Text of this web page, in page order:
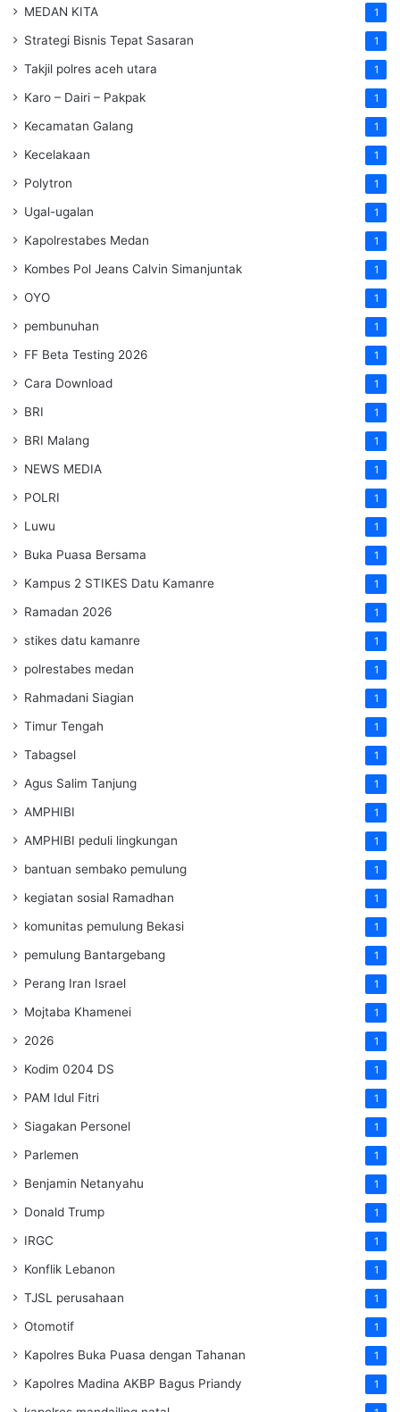
MEDAN KITA 1
Strategi Bisnis Tepat Sasaran 1
Takjil polres aceh utara 1
Karo – Dairi – Pakpak 1
Kecamatan Galang 1
Kecelakaan 1
Polytron 1
Ugal-ugalan 1
Kapolrestabes Medan 1
Kombes Pol Jeans Calvin Simanjuntak 1
OYO 1
pembunuhan 1
FF Beta Testing 2026 1
Cara Download 1
BRI 1
BRI Malang 1
NEWS MEDIA 1
POLRI 1
Luwu 1
Buka Puasa Bersama 1
Kampus 2 STIKES Datu Kamanre 1
Ramadan 2026 1
stikes datu kamanre 1
polrestabes medan 1
Rahmadani Siagian 1
Timur Tengah 1
Tabagsel 1
Agus Salim Tanjung 1
AMPHIBI 1
AMPHIBI peduli lingkungan 1
bantuan sembako pemulung 1
kegiatan sosial Ramadhan 1
komunitas pemulung Bekasi 1
pemulung Bantargebang 1
Perang Iran Israel 1
Mojtaba Khamenei 1
2026 1
Kodim 0204 DS 1
PAM Idul Fitri 1
Siagakan Personel 1
Parlemen 1
Benjamin Netanyahu 1
Donald Trump 1
IRGC 1
Konflik Lebanon 1
TJSL perusahaan 1
Otomotif 1
Kapolres Buka Puasa dengan Tahanan 1
Kapolres Madina AKBP Bagus Priandy 1